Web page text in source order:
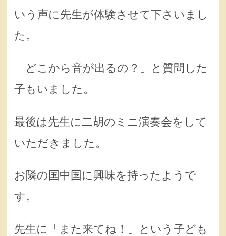
いう声に先生が体験させて下さいまし
た。
「どこから音が出るの？」と質問した
子もいました。
最後は先生に二胡のミニ演奏会をして
いただきました。
お隣の国中国に興味を持ったようで
す。
先生に「また来てね！」という子ども